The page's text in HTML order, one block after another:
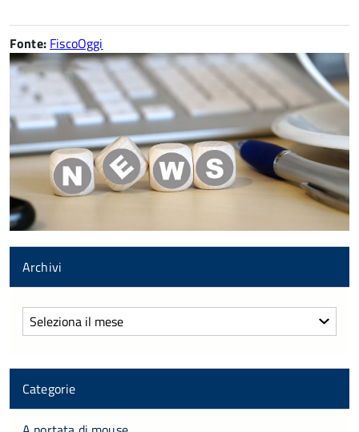
Fonte: FiscoOggi
Archivi
Archivi
Categorie